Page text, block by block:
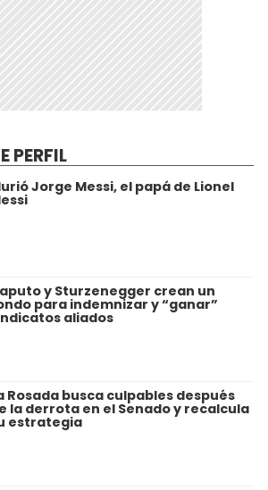
PERFIL
Jorge Messi, el papá de Lionel
y Sturzenegger crean un
para indemnizar y “ganar”
aliados
Rosada busca culpables después
la derrota en el Senado y recalcula
estrategia